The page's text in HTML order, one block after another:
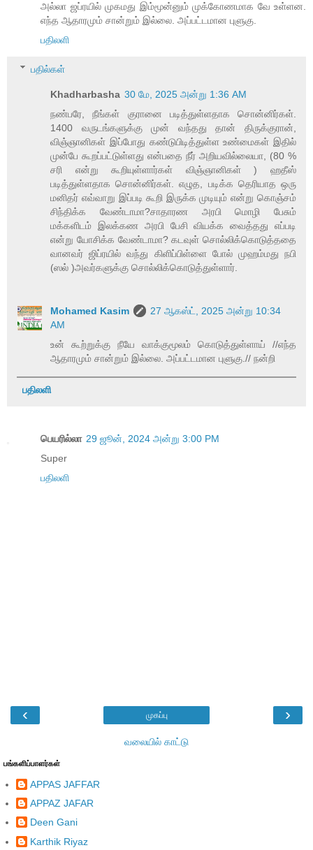
அல்லா ஜப்ரயில் முகமது இம்மூன்னும் முக்கோணமாக வே உள்ளன.
எந்த ஆதாரமும் சான்றும் இல்லை. அப்பட்டமான புளுகு.
பதிலளி
பதில்கள்
Khadharbasha 30 மே, 2025 அன்று 1:36 AM
நண்பரே, நீங்கள் குரானை படித்துள்ளதாக சொன்னிர்கள்.
1400 வருடங்களுக்கு முன் வந்தது தான் திருக்குரான்,
விஞ்ஞானிகள் இப்போது கண்டுபிடித்துள்ள உண்மைகள் இதில்
முன்பே கூறப்பட்டுள்ளது என்பதை நீர் அறியவில்லையா, (80 %
சரி என்று கூறியுள்ளார்கள் விஞ்ஞானிகள் ) ஹதீஸ்
படித்துள்ளதாக சொன்னிர்கள். எழுத, படிக்க தெரியாத ஒரு
மனிதர் எவ்வாறு இப்படி கூறி இருக்க முடியும் என்று கொஞ்சம்
சிந்திக்க வேண்டாமா?சாதாரண அரபி மொழி பேசும்
மக்களிடம் இலக்கண அரபி பேசி வியக்க வைத்தது எப்படி
என்று யோசிக்க வேண்டாமா? கடவுள் சொல்லிக்கொடுத்ததை
வானவர் ஜிப்ரயில் வந்து கிளிப்பிள்ளை போல் முஹம்மது நபி
(ஸல் )அவர்களுக்கு சொல்லிக்கொடுத்துள்ளார்.
Mohamed Kasim
27 ஆகஸ்ட், 2025 அன்று 10:34
AM
உன் கூற்றுக்கு நீயே வாக்குமூலம் கொடுத்துள்ளாய் //எந்த
ஆதாரமும் சான்றும் இல்லை. அப்பட்டமான புளுகு.// நன்றி
பதிலளி
பெயரில்லா 29 ஜூன், 2024 அன்று 3:00 PM
Super
பதிலளி
‹ ›
முகப்பு
வலையில் காட்டு
பங்களிப்பாளர்கள்
APPAS JAFFAR
APPAZ JAFAR
Deen Gani
Karthik Riyaz